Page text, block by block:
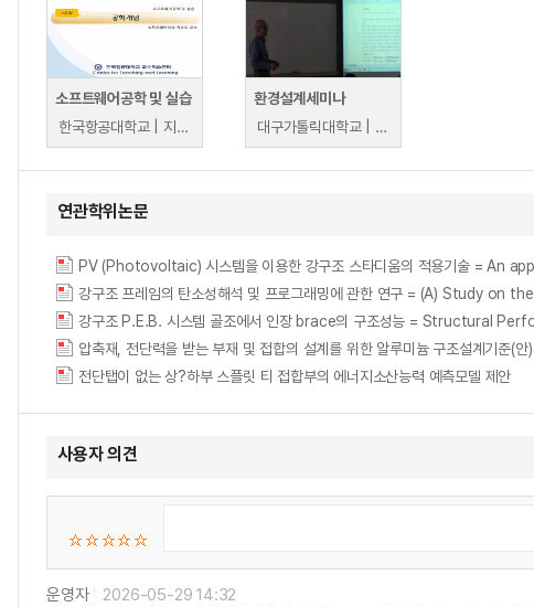
소프트웨어공학 및 실습
한국항공대학교 | 지승도
환경설계세미나
대구가톨릭대학교 | 엄붕훈
연관학위논문
PV (Photovoltaic) 시스템을 이용한 강구조 스타디움의 적용기술 =
강구조 프레임의 탄소성해석 및 프로그래밍에 관한 연구 = (A) Study
강구조 P.E.B. 시스템 골조에서 인장 brace의 구조성능 = Structural
압축재, 전단력을 받는 부재 및 접합의 설계를 위한 알루미늄 구조설계기준(안
전단탭이 없는 상?하부 스플릿 티 접합부의 에너지소산능력 예측모델 제안
사용자 의견
운영자
2026-05-29 14:32